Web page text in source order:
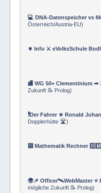
💻 DNA-Datenspeicher vs
Österreich/Austria-EU)
⚜ Info ⚔ eVolksSchule
🏬 WG 50+ Clementinium ➦
Zukunft 📝 Prolog)
🕴Der Fahrer ★ Ronald
Dopplerhütte 🛣)
🔟 Mathematik Rechner
🌍📌 Officer🛰WebMaster
mögliche Zukunft 📝 Prolog)